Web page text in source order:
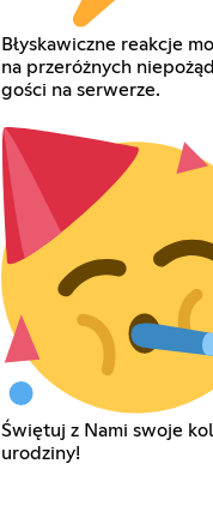
Błyskawiczne reakcje
na przeróżnych
gości na serwerze.
Świętuj z Nami swoje
urodziny!